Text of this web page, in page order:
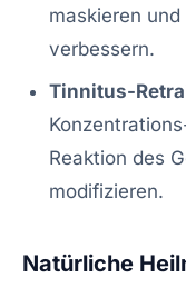
maskieren
verbessern.
Tinnitus-
Reaktion des
modifizieren.
Natürliche